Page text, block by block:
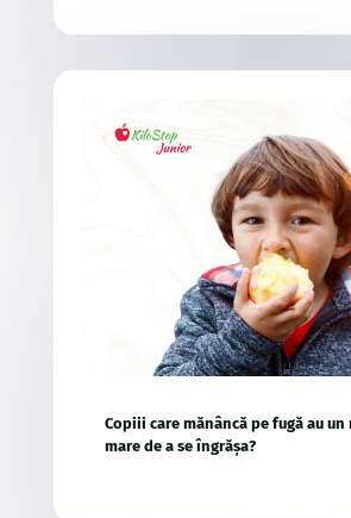
Copiii care mănâncă pe fugă au un
mare de a se îngrășa?